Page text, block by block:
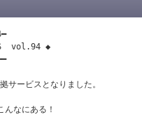
P R S  vol.94 ◆
サービスとなりました。
なにある！